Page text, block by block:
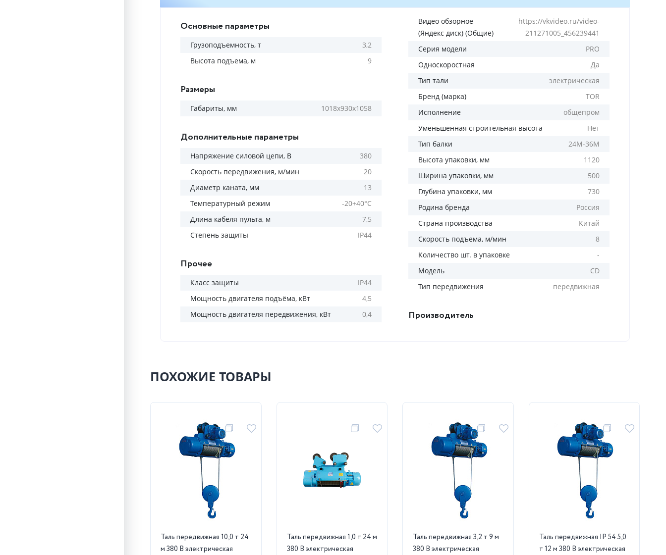
Основные параметры
Грузоподъемность, т
3,2
Высота подъема, м
9
Размеры
Габариты, мм 1018х930х1058
Дополнительные параметры
Напряжение силовой цепи, В
380
Скорость передвижения, м/мин
20
Диаметр каната, мм
13
Температурный режим
-20+40°С
Длина кабеля пульта, м
7,5
Степень защиты
IP44
Прочее
Класс защиты
IP44
Мощность двигателя подъёма, кВт
4,5
Мощность двигателя передвижения, кВт
0,4
Видео обзорное
(Яндекс диск) (Общие)
https://vkvideo.ru/video-
211271005_456239441
Серия модели
PRO
Односкоростная
Да
Тип тали
электрическая
Бренд (марка)
TOR
Исполнение
общепром
Уменьшенная строительная высота
Нет
Тип балки
24М-36М
Высота упаковки, мм
1120
Ширина упаковки, мм
500
Глубина упаковки, мм
730
Родина бренда
Россия
Страна производства
Китай
Скорость подъема, м/мин
8
Количество шт. в упаковке
-
Модель
CD
Тип передвижения
передвижная
Производитель
ПОХОЖИЕ ТОВАРЫ
Таль передвижная 10,0 т 24
м 380 В электрическая
Таль передвижная 1,0 т 24 м
380 В электрическая
Таль передвижная 3,2 т 9 м
380 В электрическая
Таль передвижная IP 54 5,0
т 12 м 380 В электрическая